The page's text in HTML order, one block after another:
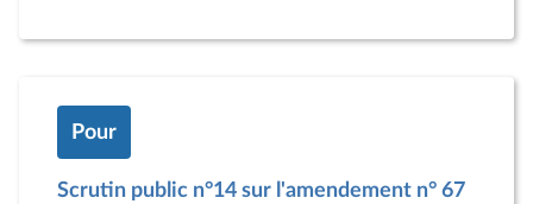
Pour
Scrutin public n°14 sur l'amendement n° 67